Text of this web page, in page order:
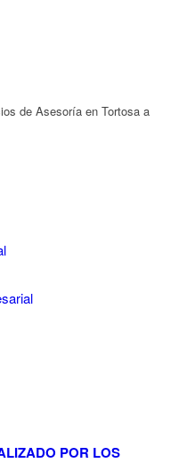
de Asesoría en Tortosa a
POR LOS